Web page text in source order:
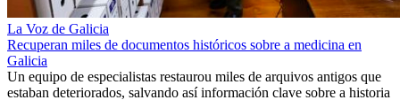
La Voz de Galicia
Recuperan miles de documentos históricos sobre a medicina en
Galicia
Un equipo de especialistas restaurou miles de arquivos antigos que
estaban deteriorados, salvando así información clave sobre a historia